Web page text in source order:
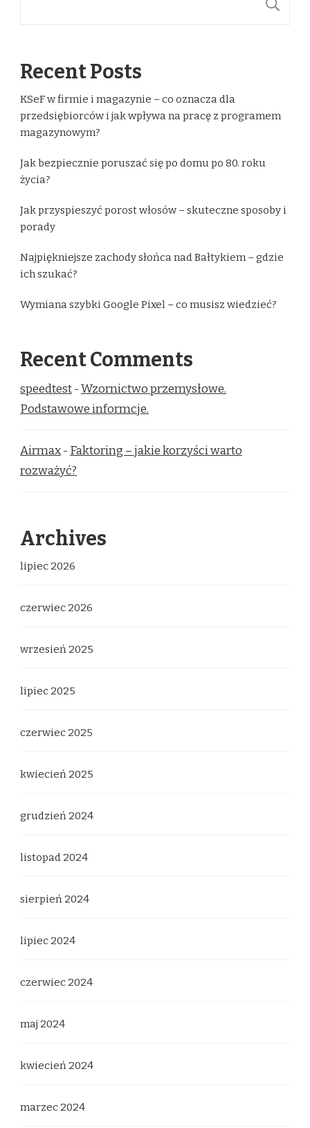
Recent Posts
KSeF w firmie i magazynie – co oznacza dla
przedsiębiorców i jak wpływa na pracę z programem
magazynowym?
Jak bezpiecznie poruszać się po domu po 80. roku
życia?
Jak przyspieszyć porost włosów – skuteczne sposoby i
porady
Najpiękniejsze zachody słońca nad Bałtykiem – gdzie
ich szukać?
Wymiana szybki Google Pixel – co musisz wiedzieć?
Recent Comments
speedtest-Wzornictwo przemysłowe.
Podstawowe informcje.
Airmax- Faktoring – jakie korzyści warto
rozważyć?
Archives
lipiec 2026
czerwiec 2026
wrzesień 2025
lipiec 2025
czerwiec 2025
kwiecień 2025
grudzień 2024
listopad 2024
sierpień 2024
lipiec 2024
czerwiec 2024
maj 2024
kwiecień 2024
marzec 2024